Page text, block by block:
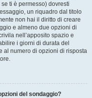
ti è permesso) dovresti
un riquadro dal titolo
non hai il diritto di creare
e almeno due opzioni di
nell’apposito spazio e
i giorni di durata del
al numero di opzioni di risposta
del sondaggio?